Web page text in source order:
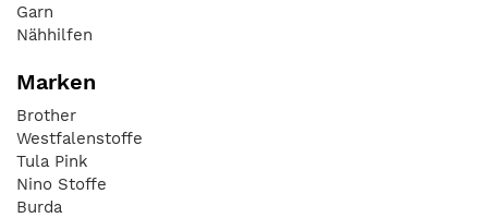
Garn
Nähhilfen
Marken
Brother
Westfalenstoffe
Tula Pink
Nino Stoffe
Burda